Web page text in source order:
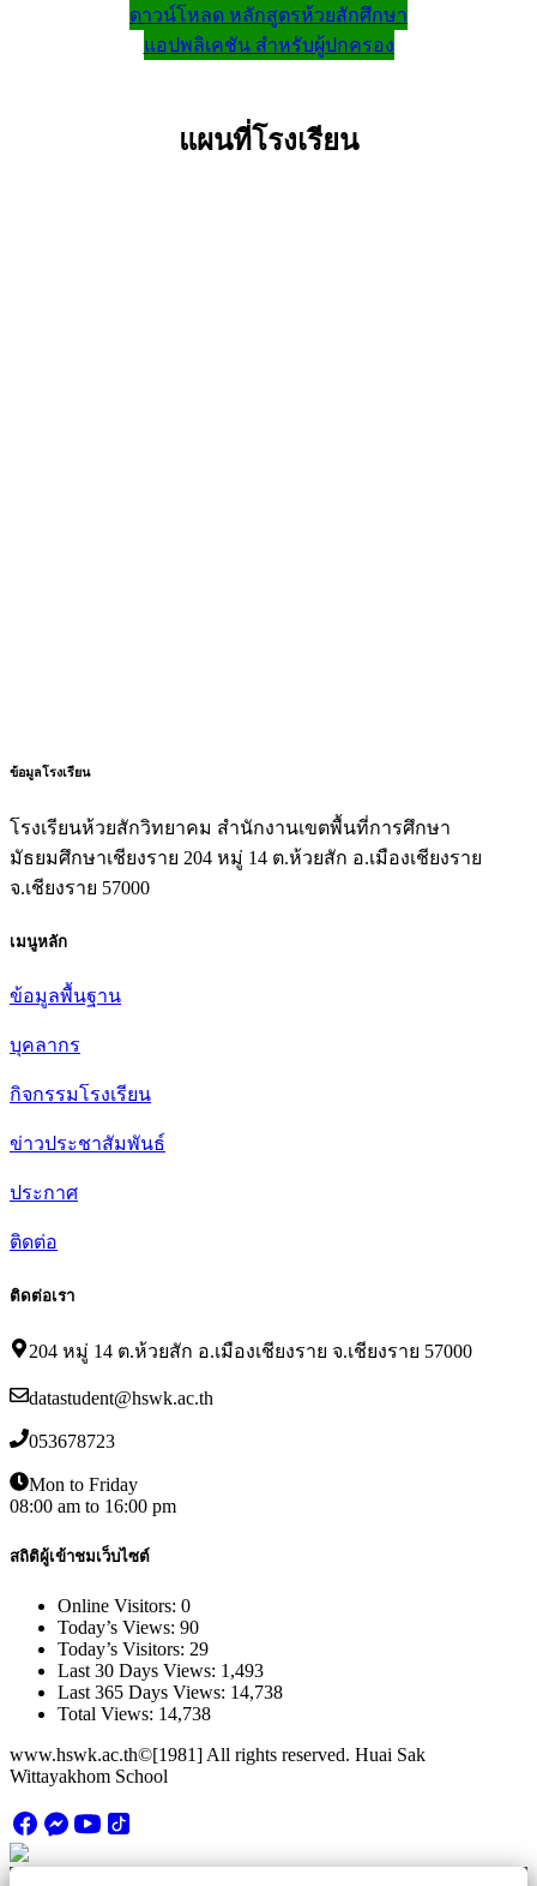
จากการปฏิบัติหน้าที่
การประเมินความเสี่ยงที่อาจเกิด การให้
ภารกิจของ สถานศึกษาประจำปี งบ
แนวทาง/โครงการ/กิจกรรมการป้องกัน
การทุจริต
โปร่งใสภายในสถานศึกษา
ดาวน์โหลด หลักสูตรห้วยสักศึกษา
แอปพลิเคชัน สำหรับผู้ปกครอง
แผนที่โรงเรียน
ข้อมูลโรงเรียน
โรงเรียนห้วยสักวิทยาคม สำนักงานเขตพื้นที่การศึกษา
มัธยมศึกษาเชียงราย 204 หมู่ 14 ต.ห้วยสัก อ.เมืองเชียงราย
จ.เชียงราย 57000
เมนูหลัก
ข้อมูลพื้นฐาน
บุคลากร
กิจกรรมโรงเรียน
ข่าวประชาสัมพันธ์
ประกาศ
ติดต่อ
ติดต่อเรา
204 หมู่ 14 ต.ห้วยสัก อ.เมืองเชียงราย จ.เชียงราย 57000
datastudent@hswk.ac.th
053678723
Mon to Friday
08:00 am to 16:00 pm
สถิติผู้เข้าชมเว็บไซต์
Online Visitors: 0
Today’s Views: 90
Today’s Visitors: 29
Last 30 Days Views: 1,493
Last 365 Days Views: 14,738
Total Views: 14,738
www.hswk.ac.th©[1981] All rights reserved. Huai Sak
Wittayakhom School